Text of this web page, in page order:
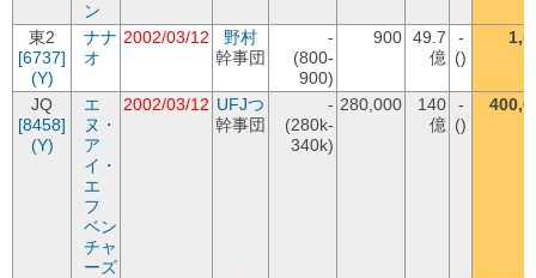
ン
東2
[6737]
(Y)
ナナ
オ
2002/03/12
野村
幹事団
-
(800-
900)
900 49.7
億
-
()
JQ
[8458]
(Y)
エ
ヌ・
ア
イ・
エ
フ
ベン
チャ
ーズ
2002/03/12 UFJつ
幹事団
-
(280k-
340k)
280,000
140
億
-
()